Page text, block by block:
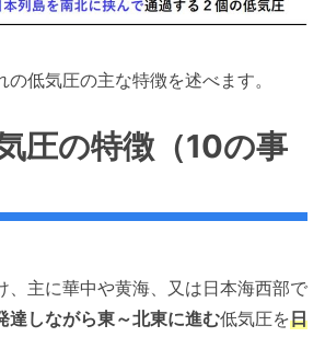
低気圧の主な特徴を述べます。
圧の特徴（10の事
主に華中や黄海、又は日本海西部で
達しながら東～北東に進む低気圧を日